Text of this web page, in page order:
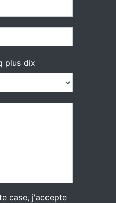
plus dix
case, j'accepte